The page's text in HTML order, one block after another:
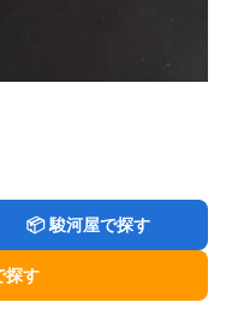
📦 駿河屋で探す
す